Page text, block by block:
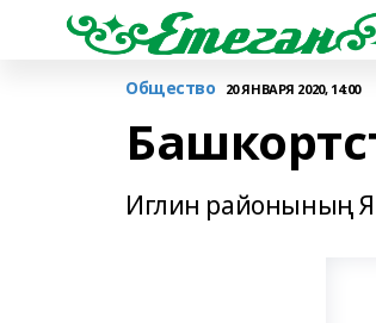
Общество 20 ЯНВАРЯ 2020, 14:00
Иглин районының